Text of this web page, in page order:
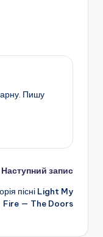
Пишу
Наступний запис
пісні Light My
Fire — The Doors